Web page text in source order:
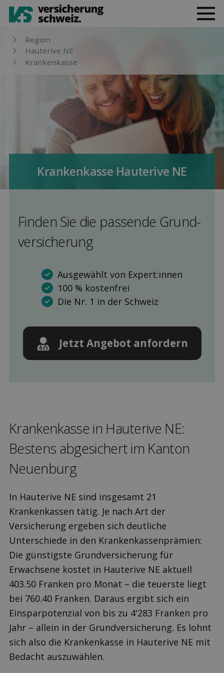
Region
Hauterive NE
Kranken­kasse
Kranken­kasse Hauterive NE
Finden Sie die pas­sende Grund­
versicherung
Ausgewählt von Expert:innen
100 % kostenfrei
Die Nr. 1 in der Schweiz
Jetzt Angebot anfordern
Kranken­kasse in Hauterive NE:
Bestens ab­gesichert im Kanton
Neuenburg
In Hauterive NE sind insgesamt 21
Krankenkassen tätig. Je nach Art der
Versicherung ergeben sich deutliche
Unterschiede in den Krankenkassenprämien:
Die günstigste Grundversicherung für
Erwachsene kostet in Hauterive NE aktuell
403.50 Franken pro Monat – die teuerste liegt
bei 760.40 Franken. Daraus ergibt sich ein
Einsparpotenzial von bis zu 4'283 Franken pro
Jahr – allein in der Grundversicherung. Es lohnt
sich also die Krankenkasse in Hauterive NE mit
Bedacht auszuwählen.